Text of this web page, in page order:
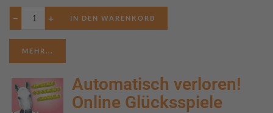
− +
MEHR...
Automatisch verloren!
Online Glücksspiele